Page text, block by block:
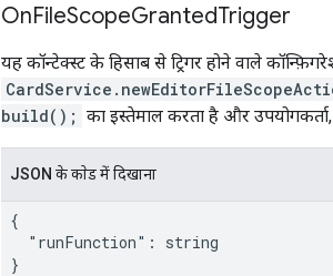
OnFileScopeGrantedTrigger
यह कॉन्टेक्स्ट के हिसाब से ट्रिगर होने वाले
build(); का इस्तेमाल करता है और उपयोगकर्ता,
JSON के काेड में दिखाना
{
  "runFunction": string
}